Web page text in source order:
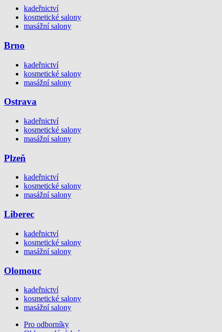
kadeřnictví
kosmetické salony
masážní salony
Brno
kadeřnictví
kosmetické salony
masážní salony
Ostrava
kadeřnictví
kosmetické salony
masážní salony
Plzeň
kadeřnictví
kosmetické salony
masážní salony
Liberec
kadeřnictví
kosmetické salony
masážní salony
Olomouc
kadeřnictví
kosmetické salony
masážní salony
Pro odborníky